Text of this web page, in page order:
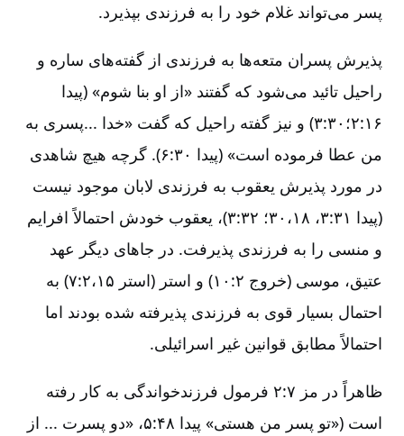
پسر می‌تواند غلام خود را به فرزندی بپذیرد.
پذیرش پسران متعه‌ها به فرزندی از گفته‌های ساره و
راحیل تائید می‌شود که گفتند «از او بنا شوم» (پیدا
۱۶:‏۲؛۳۰:‏۳) و نیز گفته راحیل که گفت «خدا ...پسری به
من عطا فرموده است» (پیدا ۳۰:‏۶). گرچه هیچ شاهدی
در مورد پذیرش یعقوب به فرزندی لابان موجود نیست
(پیدا ۳۱:‏۳، ۳۰،۱۸؛ ۳۲:‏۳)، یعقوب خودش احتمالاً افرایم
و منسی را به فرزندی پذیرفت. در جاهای دیگر عهد
عتیق، موسی (خروج ۲:‏۱۰) و استر (استر ۷:۲،۱۵) به
احتمال بسیار قوی به فرزندی پذیرفته شده بودند اما
احتمالاً مطابق قوانین غیر اسرائیلی.
ظاهراً در مز ۲:۷ فرمول فرزندخواندگی به کار رفته
است («تو پسر من هستی» پیدا ۴۸:‏۵، «دو پسرت ... از